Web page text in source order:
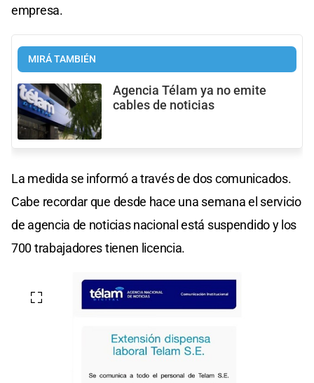
empresa.
MIRÁ TAMBIÉN
Agencia Télam ya no emite
cables de noticias
La medida se informó a través de dos comunicados.
Cabe recordar que desde hace una semana el servicio
de agencia de noticias nacional está suspendido y los
700 trabajadores tienen licencia.